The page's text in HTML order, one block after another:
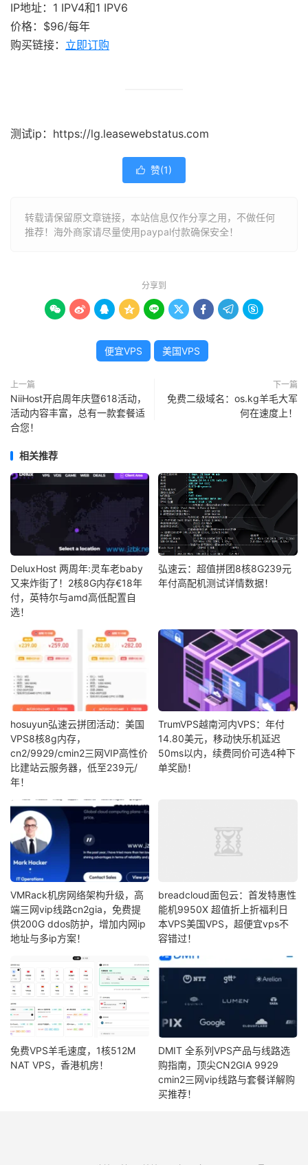
IP地址：1 IPV4和1 IPV6
价格：$96/每年
购买链接： 立即订购
测试ip：https://lg.leasewebstatus.com
 赞(1)
转载请保留原文章链接，本站信息仅作分享之用，不做任何
推荐！海外商家请尽量使用paypal付款确保安全！
分享到
        
便宜VPS 美国VPS
上一篇
NiiHost开启周年庆暨618活动，
活动内容丰富，总有一款套餐适
合您！
下一篇
免费二级域名：os.kg羊毛大军
何在速度上！
相关推荐
DeluxHost 两周年:灵车老baby
又来炸街了！2核8G内存€18年
付，英特尔与amd高低配置自
选！
弘速云：超值拼团8核8G239元
年付高配机测试详情数据！
hosuyun弘速云拼团活动：美国
VPS8核8g内存，
cn2/9929/cmin2三网VIP高性价
比建站云服务器，低至239元/
年！
TrumVPS越南河内VPS：年付
14.80美元，移动快乐机延迟
50ms以内，续费同价可选4种下
单奖励！
VMRack机房网络架构升级，高
端三网vip线路cn2gia，免费提
供200G ddos防护，增加内网ip
地址与多ip方案！
breadcloud面包云：首发特惠性
能机9950X 超值折上折福利日
本VPS美国VPS，超便宜vps不
容错过！
免费VPS羊毛速度，1核512M
NAT VPS，香港机房！
DMIT 全系列VPS产品与线路选
购指南，顶尖CN2GIA 9929
cmin2三网vip线路与套餐详解购
买推荐！